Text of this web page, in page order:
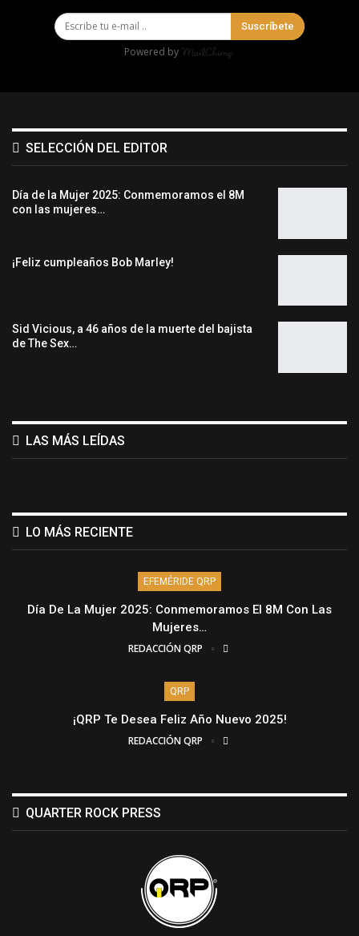
Suscríbete
Powered by
SELECCIÓN DEL EDITOR
Día de la Mujer 2025: Conmemoramos el 8M
con las mujeres…
¡Feliz cumpleaños Bob Marley!
Sid Vicious, a 46 años de la muerte del bajista
de The Sex…
LAS MÁS LEÍDAS
LO MÁS RECIENTE
EFEMÉRIDE QRP
Día De La Mujer 2025: Conmemoramos El 8M Con Las
Mujeres…
REDACCIÓN QRP
QRP
¡QRP Te Desea Feliz Año Nuevo 2025!
REDACCIÓN QRP
QUARTER ROCK PRESS